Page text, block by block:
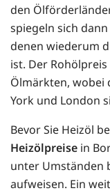
den
spiegeln sich
denen wiederum
ist. Der
Ölmärkten, wobei
York und London
Bevor Sie Heizöl
Heizölpreise in
unter Umständen
aufweisen. Ein